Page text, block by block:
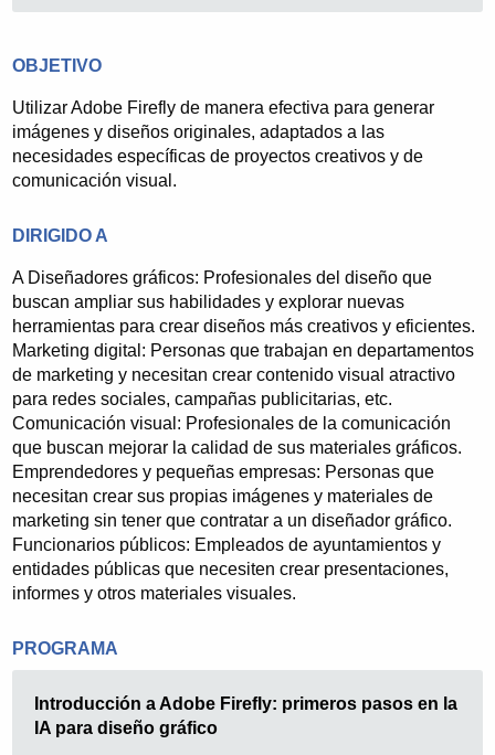
formación a través de Internet para sus clientes
utilizando una plataforma de teleformación de
desarrollo y diseño propios.
En el campo de la formación a través de Internet es
pionera y lleva años gestionando la oferta formativa
Rioja) en esta materia. Cuenta en su cartera de
clientes con Ayuntamientos, Administraciones,
Consultoras de Formación, Organizaciones
empresariales, empresas privadas, etc.
Esta experiencia ha generado un sistema de trabajo
eficaz que viene acompañado por unos excelentes
resultados en las valoraciones de los alumnos.
OBJETIVO
Utilizar Adobe Firefly de manera efectiva para generar
imágenes y diseños originales, adaptados a las
necesidades específicas de proyectos creativos y de
comunicación visual.
DIRIGIDO A
A Diseñadores gráficos: Profesionales del diseño que
buscan ampliar sus habilidades y explorar nuevas
herramientas para crear diseños más creativos y eficientes.
Marketing digital: Personas que trabajan en departamentos
de marketing y necesitan crear contenido visual atractivo
para redes sociales, campañas publicitarias, etc.
Comunicación visual: Profesionales de la comunicación
que buscan mejorar la calidad de sus materiales gráficos.
Emprendedores y pequeñas empresas: Personas que
necesitan crear sus propias imágenes y materiales de
marketing sin tener que contratar a un diseñador gráfico.
Funcionarios públicos: Empleados de ayuntamientos y
entidades públicas que necesiten crear presentaciones,
informes y otros materiales visuales.
PROGRAMA
Introducción a Adobe Firefly: primeros pasos en la
IA para diseño gráfico